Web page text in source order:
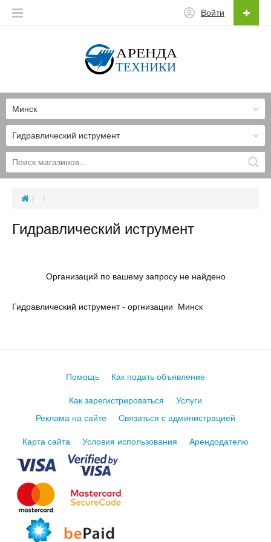
Войти
Гидравлический иструмент
Минск
Гидравлический иструмент
Организаций по вашему запросу не найдено
Гидравлический иструмент - оргнизации Минск
Помощь Как подать объявление
Как зарегистрироваться
Услуги
Реклама на сайте
Связаться с администрацией
Карта сайта Условия использования Арендодателю